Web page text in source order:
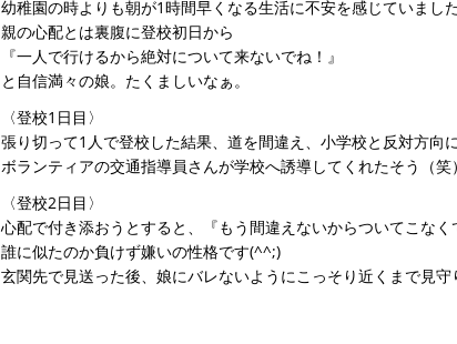
幼稚園の時よりも朝が1時間早くなる生活に不安を感じていまし
親の心配とは裏腹に登校初日から
『一人で行けるから絶対について来ないでね！』
と自信満々の娘。たくましいなぁ。
〈登校1日目〉
張り切って1人で登校した結果、道を間違え、小学校と反対方向
ボランティアの交通指導員さんが学校へ誘導してくれたそう（笑）
〈登校2日目〉
心配で付き添おうとすると、『もう間違えないからついてこなく
誰に似たのか負けず嫌いの性格です(^^;)
玄関先で見送った後、娘にバレないようにこっそり近くまで見守